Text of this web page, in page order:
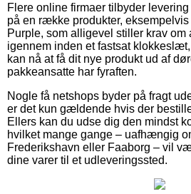
Flere online firmaer tilbyder
på en række produkter,
Purple, som alligevel stiller krav
igennem inden et fastsat
kan nå at få dit nye produkt ud af
pakkeansatte har fyraften.
Nogle få netshops byder på fragt
er det kun gældende hvis der
Ellers kan du udse dig den mindst
hvilket mange gange – uafhængig
Frederikshavn eller Faaborg – vil
dine varer til et udleveringssted.